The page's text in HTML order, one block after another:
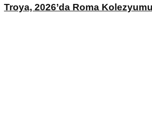
Troya, 2026’da Roma